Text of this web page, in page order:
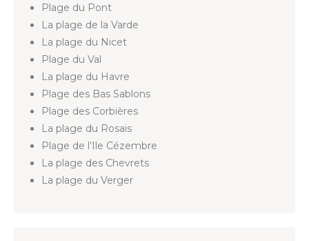
Plage du Pont
La plage de la Varde
La plage du Nicet
Plage du Val
La plage du Havre
Plage des Bas Sablons
Plage des Corbières
La plage du Rosais
Plage de l’Ile Cézembre
La plage des Chevrets
La plage du Verger